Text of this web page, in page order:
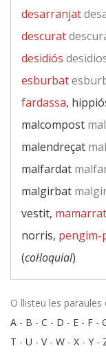
desarranjat
descurat
desidiós
esburbat
fardassa,
malcompost
malendreçat
malfardat
malgirbat
vestit,
norris, pengim-
(col·loquial)
O llisteu les
A - B - C - D - E - F -
T - U - V- W - X - Y -